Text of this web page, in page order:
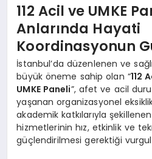
112 Acil ve UMKE
Anlarında Hayati
Koordinasyonun
İstanbul’da düzenlenen ve
büyük öneme sahip olan “112
UMKE Paneli”, afet ve acil
yaşanan organizasyonel
akademik katkılarıyla
hizmetlerinin hız, etkinlik ve
güçlendirilmesi gerektiği